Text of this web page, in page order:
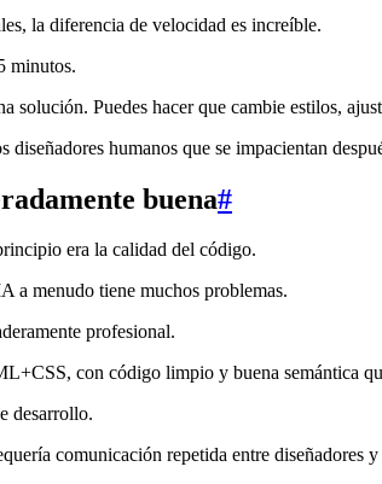
la diferencia de velocidad es increíble.
minutos.
solución. Puedes hacer que cambie estilos,
humanos que se impacientan
buena#
era la calidad del código.
a menudo tiene muchos problemas.
profesional.
con código limpio y buena semántica
desarrollo.
comunicación repetida entre